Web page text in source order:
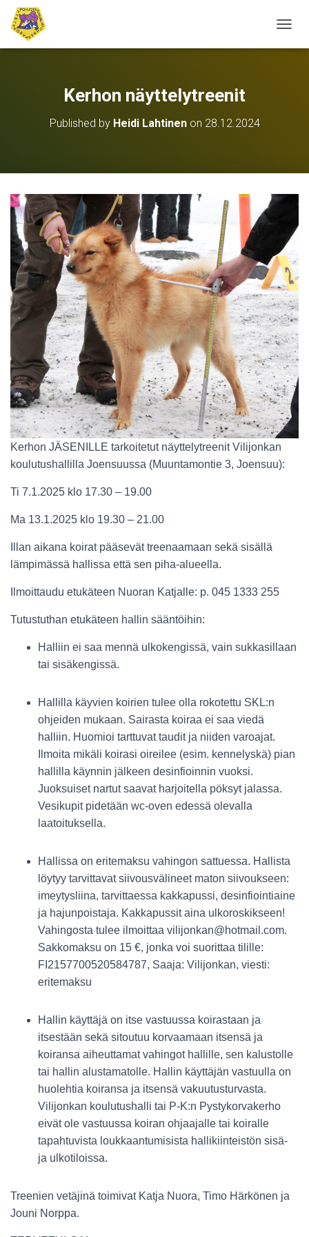
A
Ä
/
P
O
I
S
Kerhon näyttelytreenit
Published by Heidi Lahtinenon 28.12.2024
Kerhon JÄSENILLE tarkoitetut näyttelytreenit Vilijonkan
koulutushallilla Joensuussa (Muuntamontie 3, Joensuu):
Ti 7.1.2025 klo 17.30 – 19.00
Ma 13.1.2025 klo 19.30 – 21.00
Illan aikana koirat pääsevät treenaamaan sekä sisällä
lämpimässä hallissa että sen piha-alueella.
Ilmoittaudu etukäteen Nuoran Katjalle: p. 045 1333 255
Tutustuthan etukäteen hallin sääntöihin:
Halliin ei saa mennä ulkokengissä, vain sukkasillaan
tai sisäkengissä.
Hallilla käyvien koirien tulee olla rokotettu SKL:n
ohjeiden mukaan. Sairasta koiraa ei saa viedä
halliin. Huomioi tarttuvat taudit ja niiden varoajat.
Ilmoita mikäli koirasi oireilee (esim. kennelyskä) pian
hallilla käynnin jälkeen desinfioinnin vuoksi.
Juoksuiset nartut saavat harjoitella pöksyt jalassa.
Vesikupit pidetään wc-oven edessä olevalla
laatoituksella.
Hallissa on eritemaksu vahingon sattuessa. Hallista
löytyy tarvittavat siivousvälineet maton siivoukseen:
imeytysliina, tarvittaessa kakkapussi, desinfiointiaine
ja hajunpoistaja. Kakkapussit aina ulkoroskikseen!
Vahingosta tulee ilmoittaa vilijonkan@hotmail.com.
Sakkomaksu on 15 €, jonka voi suorittaa tilille:
FI2157700520584787, Saaja: Vilijonkan, viesti:
eritemaksu
Hallin käyttäjä on itse vastuussa koirastaan ja
itsestään sekä sitoutuu korvaamaan itsensä ja
koiransa aiheuttamat vahingot hallille, sen kalustolle
tai hallin alustamatolle. Hallin käyttäjän vastuulla on
huolehtia koiransa ja itsensä vakuutusturvasta.
Vilijonkan koulutushalli tai P-K:n Pystykorvakerho
eivät ole vastuussa koiran ohjaajalle tai koiralle
tapahtuvista loukkaantumisista hallikiinteistön sisä-
ja ulkotiloissa.
Treenien vetäjinä toimivat Katja Nuora, Timo Härkönen ja
Jouni Norppa.